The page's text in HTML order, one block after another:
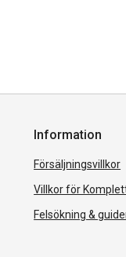
Information
Försäljningsvillkor
Villkor för
Felsökning &